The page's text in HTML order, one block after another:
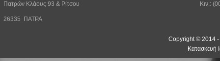
Πατρών Κλάους 93 & Ρίτσου
26335 ΠΑΤΡΑ
Κιν.:
Copyright © 2014 -
Κατασκευή